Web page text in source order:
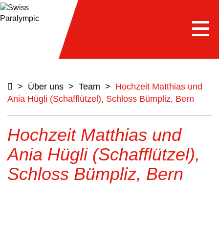
> Über uns > Team > Hochzeit Matthias und
Ania Hügli (Schafflützel), Schloss Bümpliz, Bern
Hochzeit Matthias und
Ania Hügli (Schafflützel),
Schloss Bümpliz, Bern